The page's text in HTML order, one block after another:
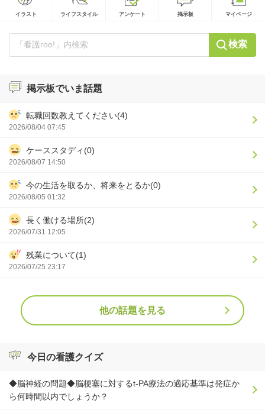
イラスト ライフスタイル アンケート 掲示板 マイページ
検索
掲示板でいま話題
転職回数教えてください(4)
2026/08/04 07:45
ケーススタディ(0)
2026/08/07 14:50
今の生活を取るか、将来をとるか(0)
2026/08/05 01:32
長く働ける場所(2)
2026/07/31 12:05
残業について(1)
2026/07/25 23:17
他の話題を見る
今日の看護クイズ
◆脳神経の問題◆脳梗塞に対するt-PA療法の適応基準は発症か
ら何時間以内でしょうか？